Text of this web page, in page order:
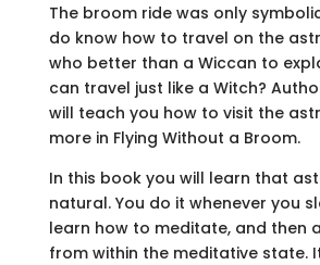
The broom ride was only
do know how to travel on the
who better than a Wiccan to
can travel just like a Witch?
will teach you how to visit the
more in Flying Without a Broom.
In this book you will learn that
natural. You do it whenever you
learn how to meditate, and then
from within the meditative state.